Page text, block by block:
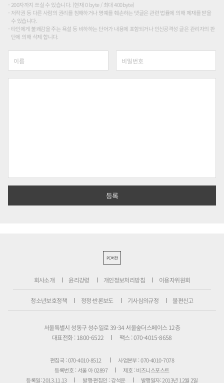
200자까지 쓰실 수 있습니다. (현재 0 byte / 최대 400byte)
저작권 등 다른 사람의 권리를 침해하거나 명예를 훼손하는 댓글은 관련 법률에 의해 제재를 받을
수 있습니다.
타인에게 불쾌감을 주는 욕설 등 비하하는 단어가 내용에 포함되거나 인신공격성 글은 관리자의 판
단에 의해 삭제 합니다.
PC버전
회사소개 윤리강령 개인정보처리방침 이용자위원회
청소년보호정책 정정·반론보도 기사심의규정 불편신고
서울특별시 성동구 성수일로 39-34 서울숲더스페이스 12층
대표전화 : 1800-6522
팩스 : 070-4015-8658
편집국 : 070-4010-8512
사업본부 : 070-4010-7078
등록번호 : 서울 아 02897
제호 : 비즈니스포스트
등록일: 2013.11.13
발행·편집인 : 강석운 발행일자: 2013년 12월 2일